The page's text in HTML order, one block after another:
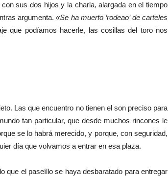
sus dos hijos y la charla, alargada en el tiempo
argumenta.«Se ha muerto ‘rodeao’ de carteles
que podíamos hacerle, las cosillas del toro nos
Las que encuentro no tienen el son preciso para
tan particular, que desde muchos rincones le
se lo habrá merecido, y porque, con seguridad,
día que volvamos a entrar en esa plaza.
el paseíllo se haya desbaratado para entregar